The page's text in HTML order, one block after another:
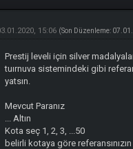
15:06 (Son Düzenleme:
Prestij leveli için silver
tuırnuva sistemindeki gibi
yatsın.
Mevcut Paranız
... Altın
Kota seç 1, 2, 3, ...50
belirli kotaya göre